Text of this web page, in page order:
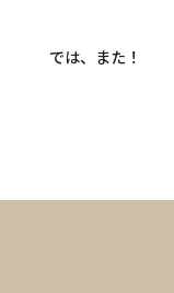
では、また！